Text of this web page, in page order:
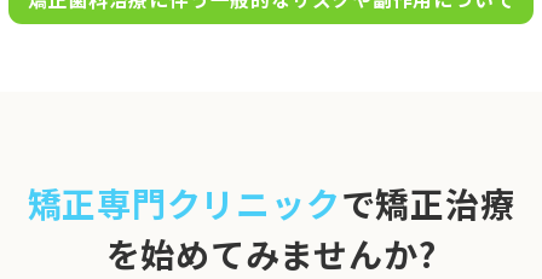
完全
0120-695-578
※日曜は不定期で診療してい
ます
矯正専門クリニックで矯正治療
を始めてみませんか?